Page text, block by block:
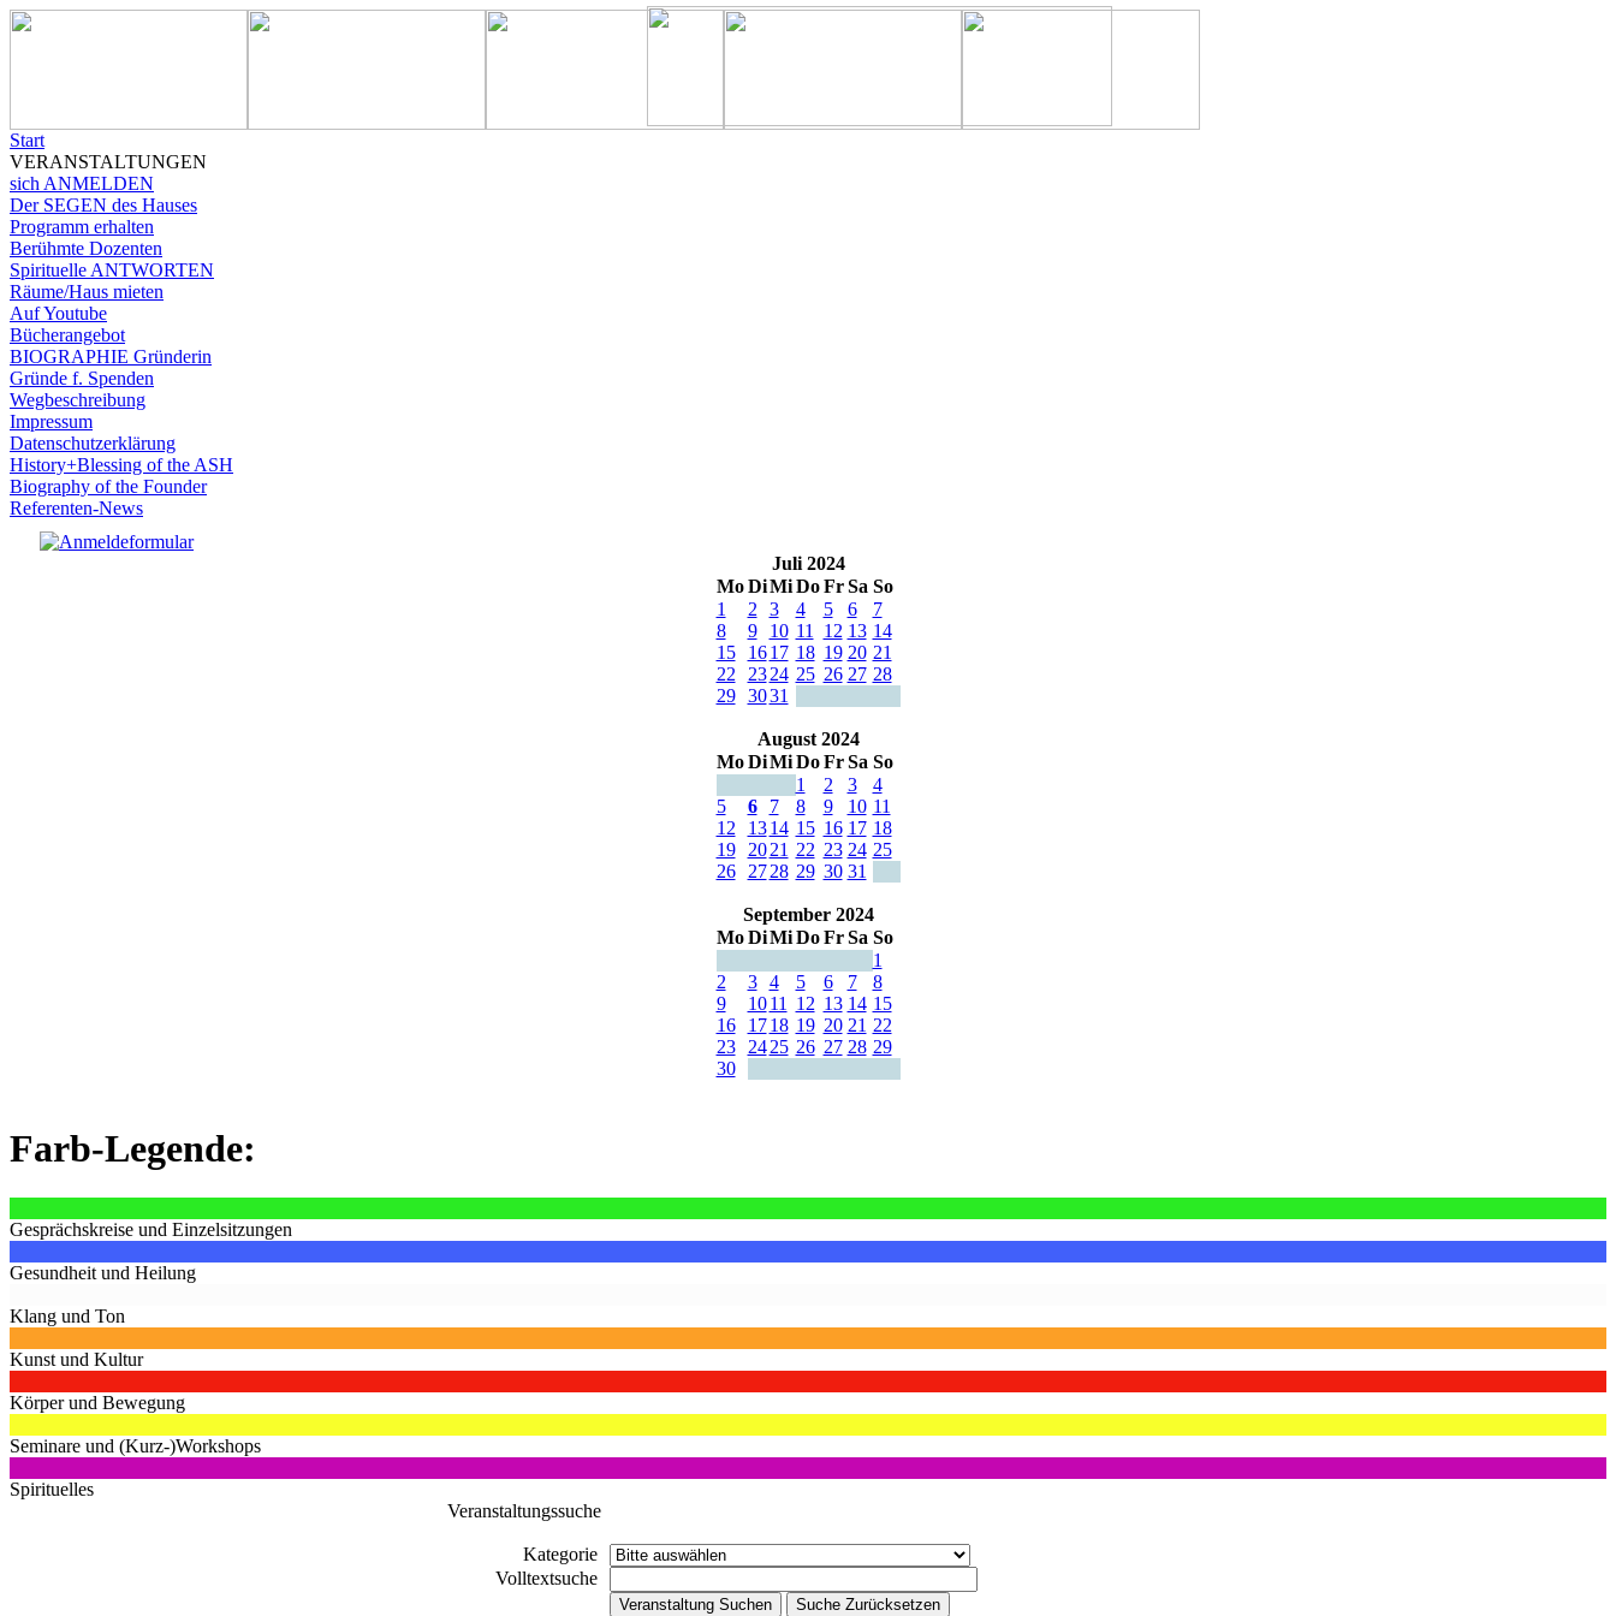
Start
VERANSTALTUNGEN
sich ANMELDEN
Der SEGEN des Hauses
Programm erhalten
Berühmte Dozenten
Spirituelle ANTWORTEN
Räume/Haus mieten
Auf Youtube
Bücherangebot
BIOGRAPHIE Gründerin
Gründe f. Spenden
Wegbeschreibung
Impressum
Datenschutzerklärung
History+Blessing of the ASH
Biography of the Founder
Referenten-News
Juli 2024
Mo DiMi Do Fr Sa So
1
2 3 4 5 6
7
8
9 10 11 12 13 14
15
16 17 18 19 20 21
22
23 24 25 26 27 28
29
3031
August 2024
Mo DiMi Do Fr Sa So
1
2 3
4
5
6 7 8 9 10 11
12
13 14 15 16 17 18
19
20 21 22 23 24 25
26
27 28 29 30 31
September 2024
Mo DiMi Do Fr Sa So
1
2
3 4 5 6 7
8
9
10 11 12 13 14 15
16
17 18 19 20 21 22
23
24 25 26 27 28 29
30
Farb-Legende:
Gesprächskreise und Einzelsitzungen
Gesundheit und Heilung
Klang und Ton
Kunst und Kultur
Körper und Bewegung
Seminare und (Kurz-)Workshops
Spirituelles
Veranstaltungssuche
Kategorie
Volltextsuche